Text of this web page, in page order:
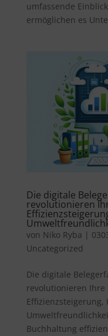
umfassende
ermöglichen es
Die digitale
revolutionieren
von Niko Ryba |
Uncategorized
Die digitale
revolutionieren
Effizienzsteigerung,
Buchhaltung